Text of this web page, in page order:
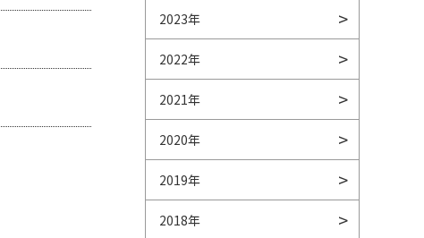
2023年
2022年
2021年
2020年
2019年
2018年